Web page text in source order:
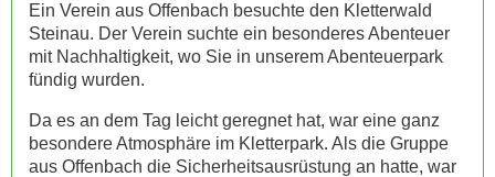
Ein Verein aus Offenbach besuchte den Kletterwald
Steinau. Der Verein suchte ein besonderes Abenteuer
mit Nachhaltigkeit, wo Sie in unserem Abenteuerpark
fündig wurden.
Da es an dem Tag leicht geregnet hat, war eine ganz
besondere Atmosphäre im Kletterpark. Als die Gruppe
aus Offenbach die Sicherheitsausrüstung an hatte, war